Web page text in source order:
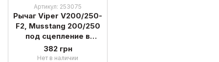
Артикул: 253075
Рычаг Viper V200/250-
F2, Musstang 200/250
под сцепление в
сборе, левый "Viper"
382 грн
Нет в наличии